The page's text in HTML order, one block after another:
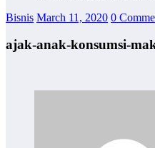
Bisnis March 11, 2020 0
ajak-anak-konsumsi-